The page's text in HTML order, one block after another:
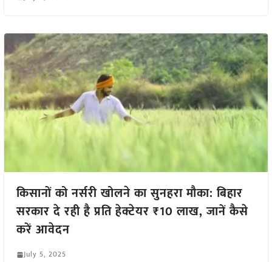
किसानों को नर्सरी खोलने का सुनहरा मौका: बिहार
सरकार दे रही है प्रति हेक्टेयर ₹10 लाख, जानें कैसे
करें आवेदन
July 5, 2025